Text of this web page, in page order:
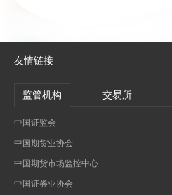
友情链接
监管机构 交易所
中国证监会
中国期货业协会
中国期货市场监控中心
中国证券业协会